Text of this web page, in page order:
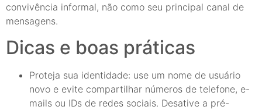
convivência informal, não como seu principal canal de
mensagens.
Dicas e boas práticas
Proteja sua identidade: use um nome de usuário
novo e evite compartilhar números de telefone, e-
mails ou IDs de redes sociais. Desative a pré-